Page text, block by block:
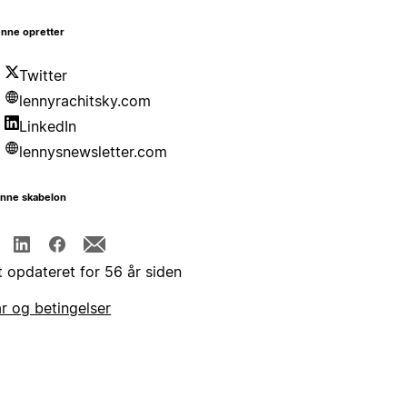
opretter
Twitter
lennyrachitsky.com
LinkedIn
lennysnewsletter.com
skabelon
opdateret for 56 år siden
og betingelser